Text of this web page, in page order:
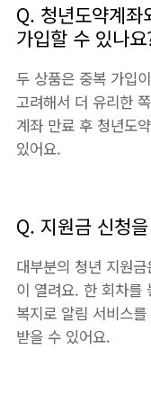
Q. 청년도약계좌
가입할 수 있나요
두 상품은 중복 가입
고려해서 더 유리한
계좌 만료 후 청년도
있어요.
Q. 지원금 신청
대부분의 청년 지원
이 열려요. 한 회차를
복지로 알림 서비스
받을 수 있어요.